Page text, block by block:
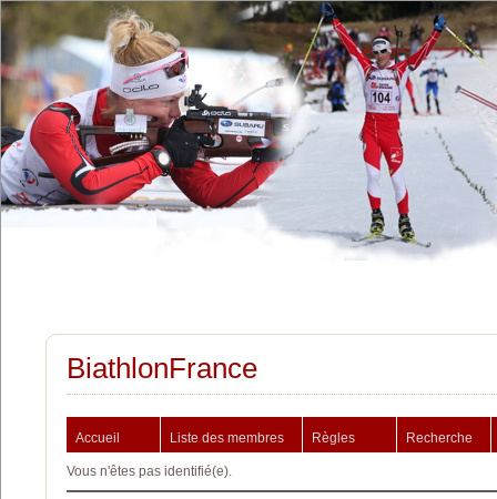
BiathlonFrance
Accueil Liste des membres Règles Recherche
Vous n'êtes pas identifié(e).